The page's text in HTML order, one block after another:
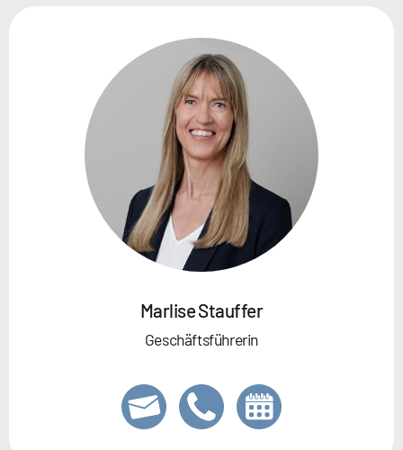
Marlise Stauffer
Geschäftsführerin